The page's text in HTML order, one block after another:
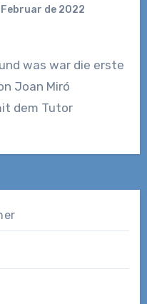
Februar de 2022
was war die erste
Joan Miró
dem Tutor